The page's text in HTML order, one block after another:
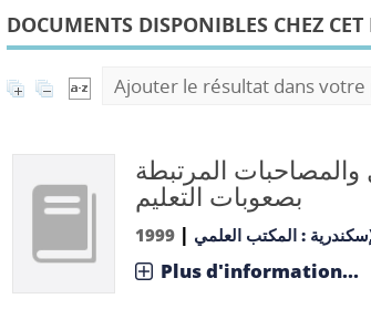
DOCUMENTS DISPONIBLES CHEZ CET
Ajouter le résultat dans votre
والمصاحبات المرتبطة
بصعوبات التعليم
: المكتب العلمي |
1999
Plus d'information...